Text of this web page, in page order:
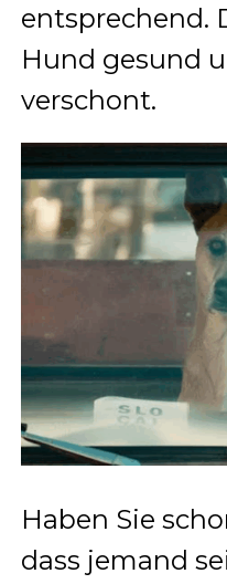
entsprechend.
Hund gesund
verschont.
Haben Sie
dass jemand